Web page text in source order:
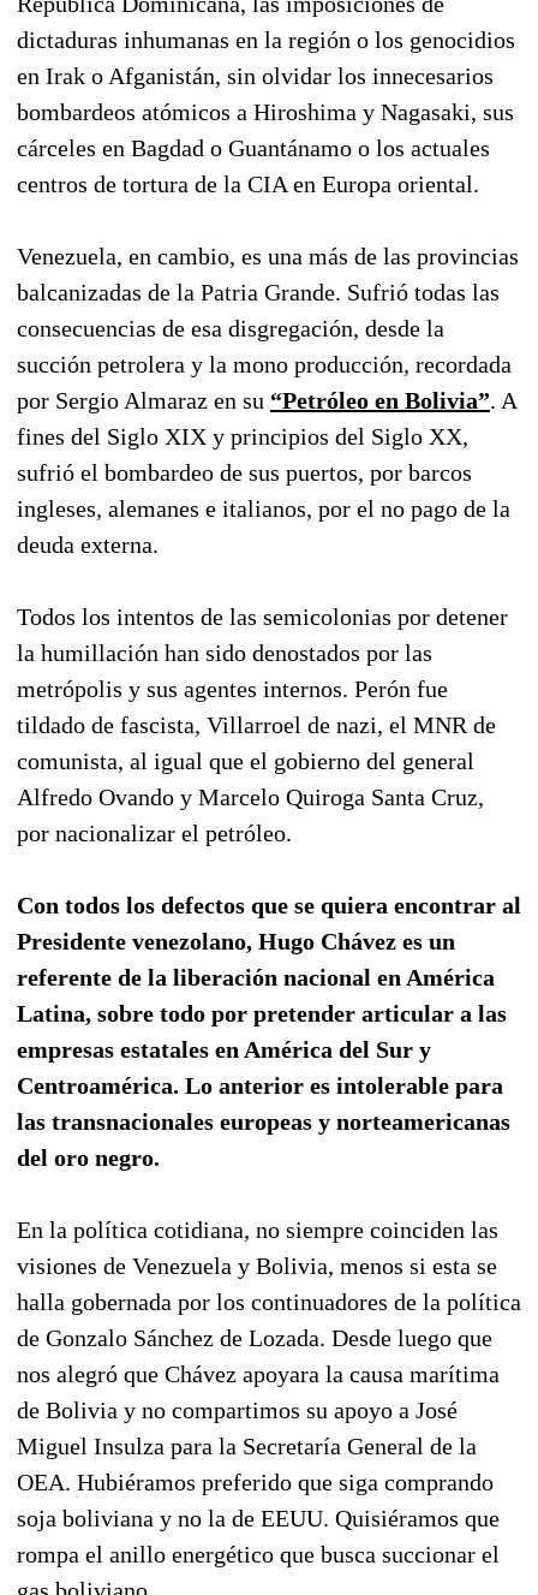
dictaduras inhumanas en la región o los genocidios
en Irak o Afganistán, sin olvidar los innecesarios
bombardeos atómicos a Hiroshima y Nagasaki, sus
cárceles en Bagdad o Guantánamo o los actuales
centros de tortura de la CIA en Europa oriental.
Venezuela, en cambio, es una más de las provincias
balcanizadas de la Patria Grande. Sufrió todas las
consecuencias de esa disgregación, desde la
succión petrolera y la mono producción, recordada
por Sergio Almaraz en su “Petróleo en Bolivia”. A
fines del Siglo XIX y principios del Siglo XX,
sufrió el bombardeo de sus puertos, por barcos
ingleses, alemanes e italianos, por el no pago de la
deuda externa.
Todos los intentos de las semicolonias por detener
la humillación han sido denostados por las
metrópolis y sus agentes internos. Perón fue
tildado de fascista, Villarroel de nazi, el MNR de
comunista, al igual que el gobierno del general
Alfredo Ovando y Marcelo Quiroga Santa Cruz,
por nacionalizar el petróleo.
Con todos los defectos que se quiera encontrar al
Presidente venezolano, Hugo Chávez es un
referente de la liberación nacional en América
Latina, sobre todo por pretender articular a las
empresas estatales en América del Sur y
Centroamérica. Lo anterior es intolerable para
las transnacionales europeas y norteamericanas
del oro negro.
En la política cotidiana, no siempre coinciden las
visiones de Venezuela y Bolivia, menos si esta se
halla gobernada por los continuadores de la política
de Gonzalo Sánchez de Lozada. Desde luego que
nos alegró que Chávez apoyara la causa marítima
de Bolivia y no compartimos su apoyo a José
Miguel Insulza para la Secretaría General de la
OEA. Hubiéramos preferido que siga comprando
soja boliviana y no la de EEUU. Quisiéramos que
rompa el anillo energético que busca succionar el